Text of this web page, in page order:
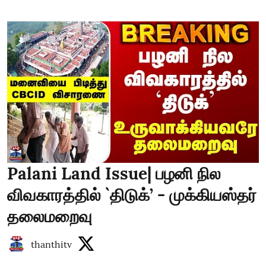
Palani Land Issue| பழனி நில
விவகாரத்தில் `திடுக்’ - முக்கியஸ்தர்
தலைமறைவு
thanthitv